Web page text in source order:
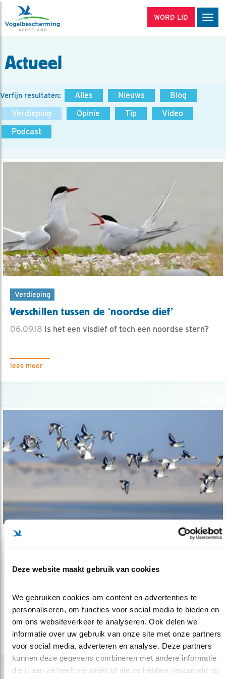
Deze website maakt gebruik van cookies
We gebruiken cookies om content en advertenties te
personaliseren, om functies voor social media te bieden en
om ons websiteverkeer te analyseren. Ook delen we
informatie over uw gebruik van onze site met onze partners
voor social media, adverteren en analyse. Deze partners
kunnen deze gegevens combineren met andere informatie
die u aan ze heeft verstrekt of die ze hebben verzameld op
WORD LID
Actueel
Verfijn resultaten: Alles Nieuws
Blog
Verdieping
Opinie Tip
Video
Podcast
Verdieping
Verschillen tussen de ‘noordse dief’
06.09.18 Is het een visdief of toch een noordse stern?
lees meer
Waddenzee
Waddenzee.
lees meer